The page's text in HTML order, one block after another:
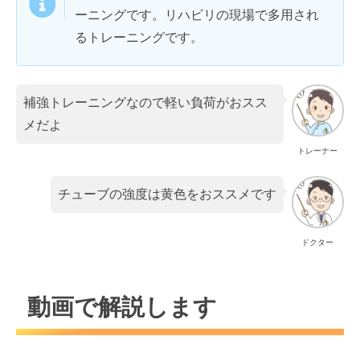
ーニングです。リハビリの現場で多用され
るトレーニングです。
トレーナー
補強トレーニングなので軽い負荷がおスス
メだよ
ドクター
チューブの強度は黄色をおススメです
動画で解説します